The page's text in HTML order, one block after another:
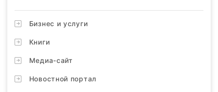
Бизнес и услуги
Книги
Медиа-сайт
Новостной портал